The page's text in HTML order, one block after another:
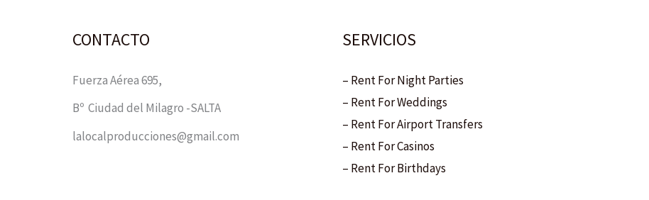
CONTACTO
Fuerza Aérea 695,
Bº Ciudad del Milagro -SALTA
lalocalproducciones@gmail.com
SERVICIOS
– Rent For Night Parties
– Rent For Weddings
– Rent For Airport Transfers
– Rent For Casinos
– Rent For Birthdays